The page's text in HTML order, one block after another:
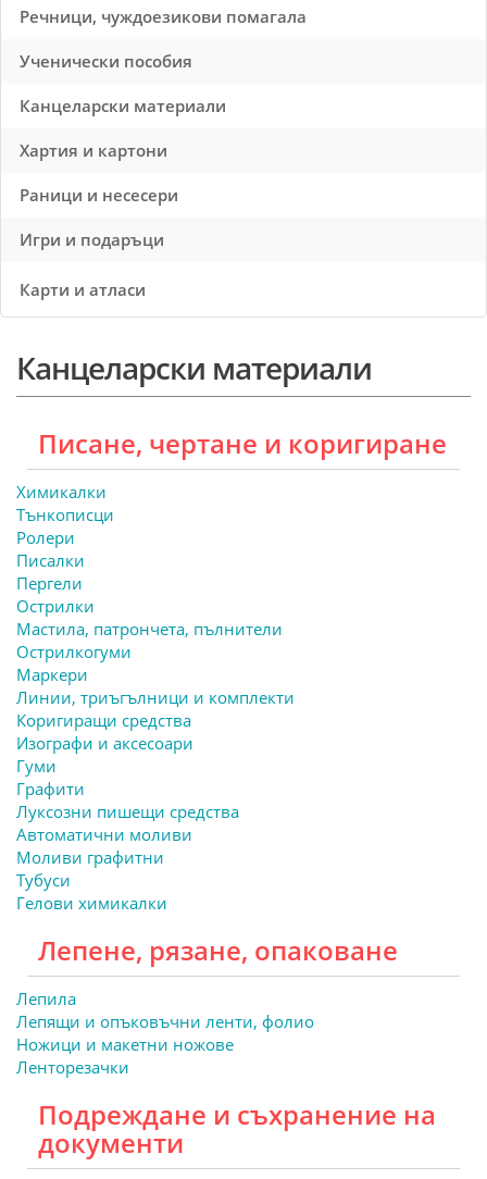
Речници, чуждоезикови помагала
Ученически пособия
Канцеларски материали
Хартия и картони
Раници и несесери
Игри и подаръци
Карти и атласи
Канцеларски материали
Писане, чертане и коригиране
Химикалки
Тънкописци
Ролери
Писалки
Пергели
Острилки
Мастила, патрончета, пълнители
Острилкогуми
Маркери
Линии, триъгълници и комплекти
Коригиращи средства
Изографи и аксесоари
Гуми
Графити
Луксозни пишещи средства
Автоматични моливи
Моливи графитни
Тубуси
Гелови химикалки
Лепене, рязане, опаковане
Лепила
Лепящи и опъковъчни ленти, фолио
Ножици и макетни ножове
Ленторезачки
Подреждане и съхранение на
документи